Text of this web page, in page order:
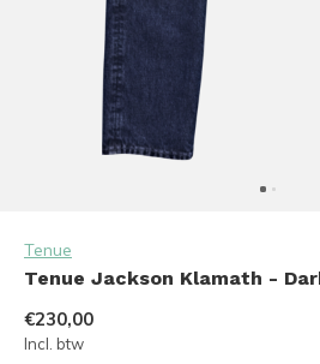
Tenue
Tenue Jackson Klamath -
€230,00
Incl. btw